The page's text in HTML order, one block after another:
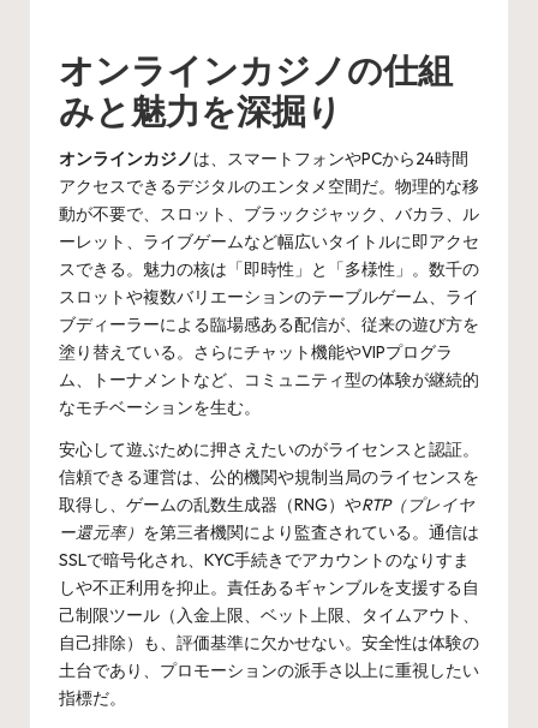
オンラインカジノの仕組
みと魅力を深掘り
オンラインカジノは、スマートフォンやPCから24時間
アクセスできるデジタルのエンタメ空間だ。物理的な移
動が不要で、スロット、ブラックジャック、バカラ、ル
ーレット、ライブゲームなど幅広いタイトルに即アクセ
スできる。魅力の核は「即時性」と「多様性」。数千の
スロットや複数バリエーションのテーブルゲーム、ライ
ブディーラーによる臨場感ある配信が、従来の遊び方を
塗り替えている。さらにチャット機能やVIPプログラ
ム、トーナメントなど、コミュニティ型の体験が継続的
なモチベーションを生む。
安心して遊ぶために押さえたいのがライセンスと認証。
信頼できる運営は、公的機関や規制当局のライセンスを
取得し、ゲームの乱数生成器（RNG）やRTP（プレイヤ
ー還元率） を第三者機関により監査されている。通信は
SSLで暗号化され、KYC手続きでアカウントのなりすま
しや不正利用を抑止。責任あるギャンブルを支援する自
己制限ツール（入金上限、ベット上限、タイムアウト、
自己排除）も、評価基準に欠かせない。安全性は体験の
土台であり、プロモーションの派手さ以上に重視したい
指標だ。